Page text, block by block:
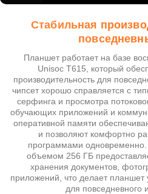
Стабильная
Планшет работает на базе
Unisoc T615, который
производительность для
чипсет хорошо справляется с
серфинга и просмотра
обучающих приложений и
оперативной памяти
и позволяют комфортно
программами
объемом 256 ГБ
хранения документов,
приложений, что делает планшет
для повседневного